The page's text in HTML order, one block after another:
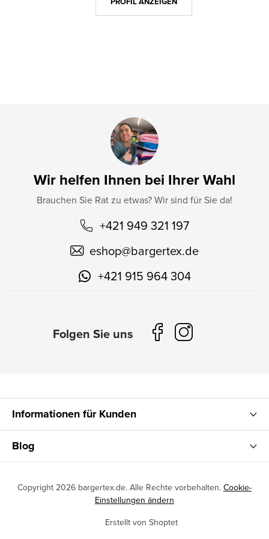
Wir helfen Ihnen bei Ihrer Wahl
Brauchen Sie Rat zu etwas? Wir sind für Sie da!
+421 949 321 197
eshop@bargertex.de
+421 915 964 304
Informationen für Kunden
Blog
Erstellt von Shoptet
Copyright 2026 bargertex.de. Alle Rechte vorbehalten. Cookie-
Einstellungen ändern